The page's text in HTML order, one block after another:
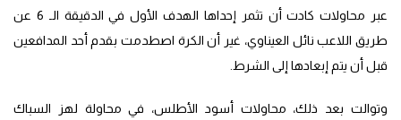
عبر محاولات كادت أن تثمر إحداها الهدف الأول في الدقيقة الـ 6 عن
طريق اللاعب نائل العيناوي، غير أن الكرة اصطدمت بقدم أحد المدافعين
قبل أن يتم إبعادها إلى الشرط.
وتوالت بعد ذلك، محاولات أسود الأطلس، في محاولة لهز السباك